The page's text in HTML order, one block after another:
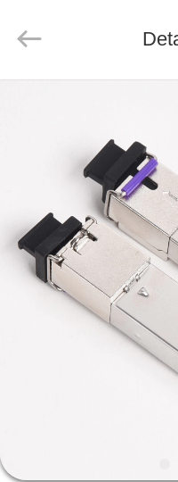
PRODUK
TENTANG
KAMI
TUR
PABRIK
HUBUNGI
Ltd..